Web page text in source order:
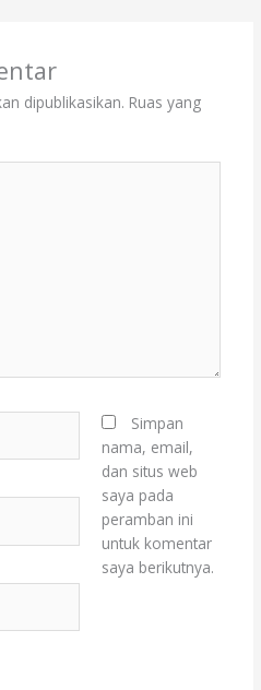
dipublikasikan. Ruas yang
Simpan
nama, email,
dan situs web
saya pada
peramban ini
untuk komentar
saya berikutnya.